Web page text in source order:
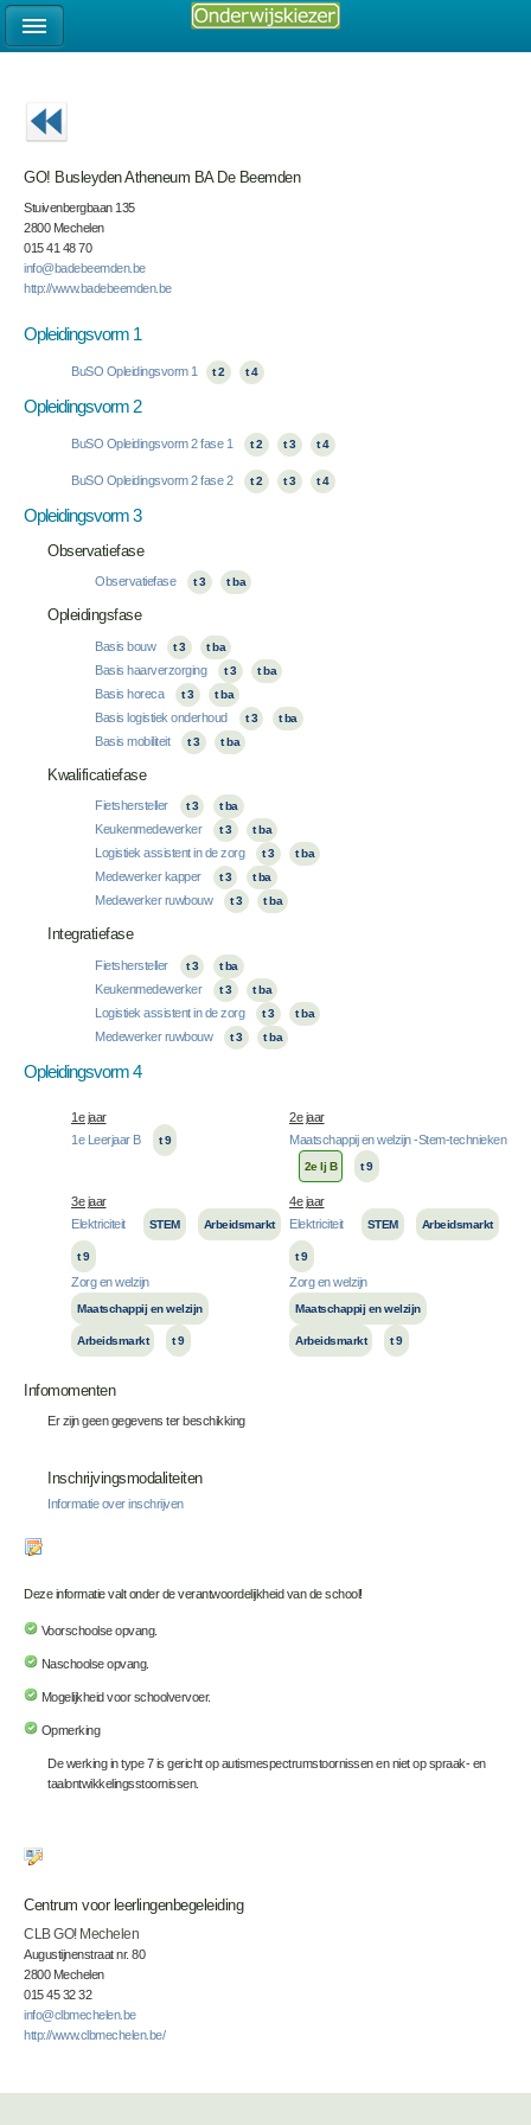
GO! Busleyden Atheneum BA De Beemden
Stuivenbergbaan 135
2800 Mechelen
015 41 48 70
info@badebeemden.be
http://www.badebeemden.be
Opleidingsvorm 1
BuSO Opleidingsvorm 1 t 2 t 4
Opleidingsvorm 2
BuSO Opleidingsvorm 2 fase 1 t 2 t 3 t 4
BuSO Opleidingsvorm 2 fase 2 t 2 t 3 t 4
Opleidingsvorm 3
Observatiefase
Observatiefase t 3 t ba
Opleidingsfase
Basis bouw t 3 t ba
Basis haarverzorging t 3 t ba
Basis horeca t 3 t ba
Basis logistiek onderhoud t 3 t ba
Basis mobiliteit t 3 t ba
Kwalificatiefase
Fietshersteller t 3 t ba
Keukenmedewerker t 3 t ba
Logistiek assistent in de zorg t 3 t ba
Medewerker kapper t 3 t ba
Medewerker ruwbouw t 3 t ba
Integratiefase
Fietshersteller t 3 t ba
Keukenmedewerker t 3 t ba
Logistiek assistent in de zorg t 3 t ba
Medewerker ruwbouw t 3 t ba
Opleidingsvorm 4
1e jaar
2e jaar
1e Leerjaar B
t 9 Maatschappij en welzijn -Stem-technieken
2e lj B t 9
3e jaar
4e jaar
Elektriciteit
STEM Arbeidsmarkt
t 9
Zorg en welzijn
Maatschappij en welzijn
Arbeidsmarkt t 9
Elektriciteit STEM Arbeidsmarkt
t 9
Zorg en welzijn
Maatschappij en welzijn
Arbeidsmarkt t 9
Infomomenten
Er zijn geen gegevens ter beschikking
Inschrijvingsmodaliteiten
Informatie over inschrijven
Deze informatie valt onder de verantwoordelijkheid van de school!
Voorschoolse opvang.
Naschoolse opvang.
Mogelijkheid voor schoolvervoer.
Opmerking
De werking in type 7 is gericht op autismespectrumstoornissen en niet op spraak- en
taalontwikkelingsstoornissen.
Centrum voor leerlingenbegeleiding
CLB GO! Mechelen
Augustijnenstraat nr. 80
2800 Mechelen
015 45 32 32
info@clbmechelen.be
http://www.clbmechelen.be/